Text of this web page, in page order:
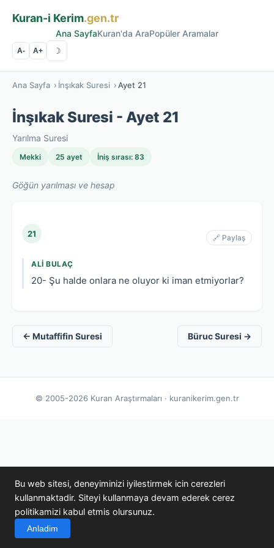
Kuran-i Kerim.gen.tr
Ana SayfaKuran'da AraPopüler Aramalar
A- A+ ☽
Ana Sayfa › İnşıkak Suresi ›Ayet 21
İnşıkak Suresi - Ayet 21
Yarılma Suresi
Mekki 25 ayet İniş sırası: 83
Göğün yarılması ve hesap
21 🔗 Paylaş
ALI BULAÇ
20- Şu halde onlara ne oluyor ki iman etmiyorlar?
← Mutaffifin Suresi Büruc Suresi →
© 2005-2026 Kuran Araştırmaları · kuranikerim.gen.tr
Bu web sitesi, deneyiminizi iyilestirmek icin cerezleri
kullanmaktadir. Siteyi kullanmaya devam ederek cerez
politikamizi kabul etmis olursunuz.
Anladim